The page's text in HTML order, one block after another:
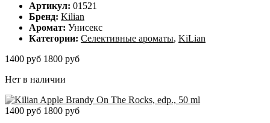
Артикул: 01521
Бренд: Kilian
Аромат: Унисекс
Категории: Селективные ароматы, KiLian
1400 руб 1800 руб
Нет в наличии
1400 руб 1800 руб